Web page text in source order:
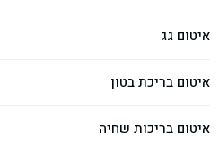
איטום גג
איטום בריכת בטון
איטום בריכות שחיה